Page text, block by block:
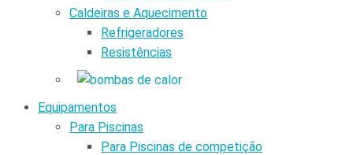
Caldeiras e Aquecimento
Refrigeradores
Resistências
Equipamentos
Para Piscinas
Para Piscinas de competição